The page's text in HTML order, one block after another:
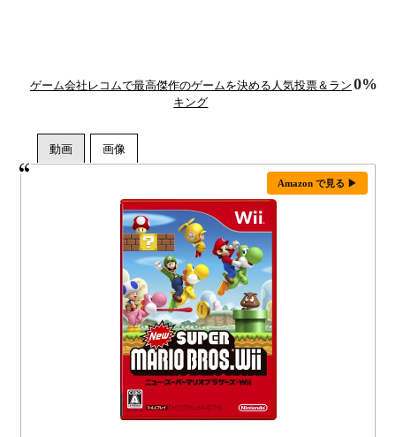
ゲーム会社レコムで最高傑作のゲームを決める人気投票＆ラン
キング
0%
Amazon で見る ▶